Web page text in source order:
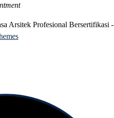
Arsitek Profesional Bersertifikasi -